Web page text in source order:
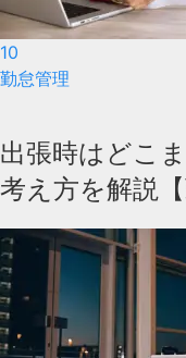
10
勤怠管理
出張時はどこ
考え方を解説【